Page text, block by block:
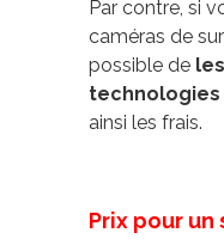
Par contre, si
caméras de
possible de les
ainsi les frais.
Prix pour